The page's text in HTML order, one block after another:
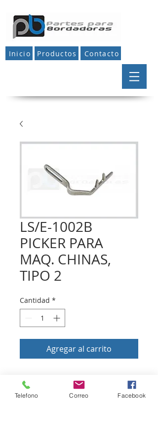
Inicio Productos Contacto
LS/E-1002B
PICKER PARA
MAQ. CHINAS,
TIPO 2
Cantidad *
Agregar al carrito
Volver a tienda
Telefono Correo Facebook